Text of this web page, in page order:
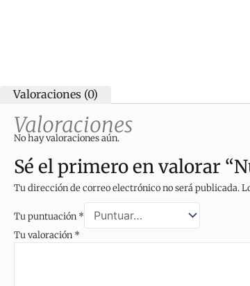
Valoraciones (0)
Valoraciones
No hay valoraciones aún.
Sé el primero en valorar
Tu dirección de correo electrónico no será publicada.
Tu puntuación *
Tu valoración *